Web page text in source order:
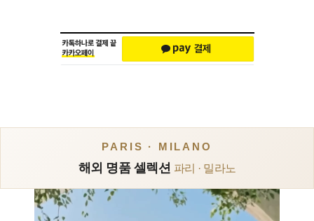
PARIS · MILANO
해외 명품 셀렉션 파리 · 밀라노